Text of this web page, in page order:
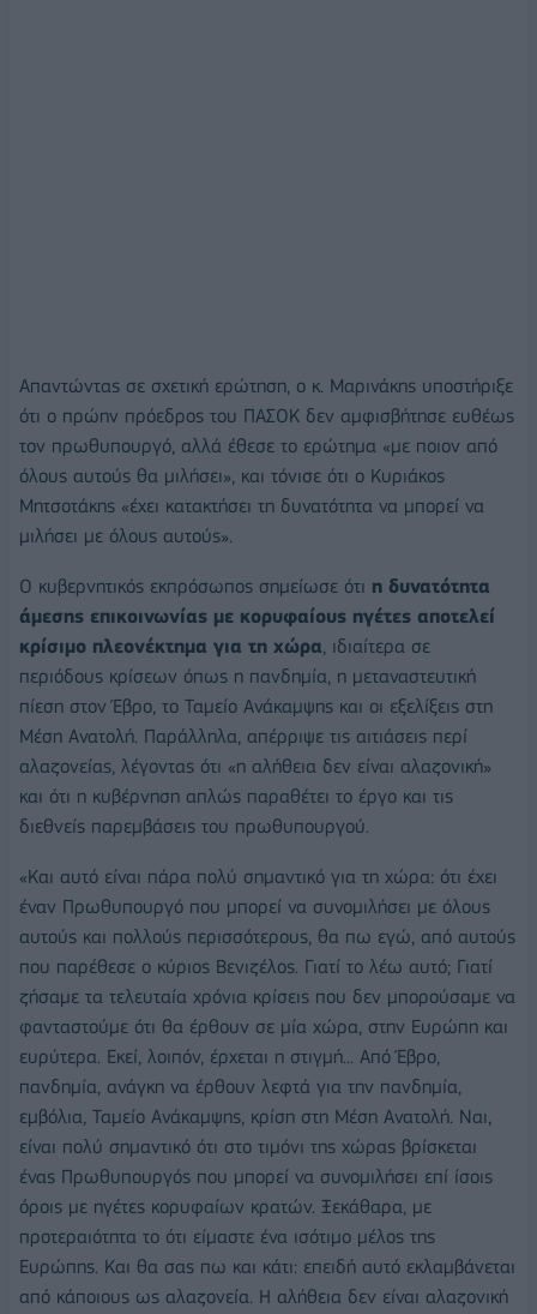
Απαντώντας σε σχετική ερώτηση, ο κ. Μαρινάκης υποστήριξε
ότι ο πρώην πρόεδρος του ΠΑΣΟΚ δεν αμφισβήτησε ευθέως
τον πρωθυπουργό, αλλά έθεσε το ερώτημα «με ποιον από
όλους αυτούς θα μιλήσει», και τόνισε ότι ο Κυριάκος
Μητσοτάκης «έχει κατακτήσει τη δυνατότητα να μπορεί να
μιλήσει με όλους αυτούς».
Ο κυβερνητικός εκπρόσωπος σημείωσε ότι η δυνατότητα
άμεσης επικοινωνίας με κορυφαίους ηγέτες αποτελεί
κρίσιμο πλεονέκτημα για τη χώρα , ιδιαίτερα σε
περιόδους κρίσεων όπως η πανδημία, η μεταναστευτική
πίεση στον Έβρο, το Ταμείο Ανάκαμψης και οι εξελίξεις στη
Μέση Ανατολή. Παράλληλα, απέρριψε τις αιτιάσεις περί
αλαζονείας, λέγοντας ότι «η αλήθεια δεν είναι αλαζονική»
και ότι η κυβέρνηση απλώς παραθέτει το έργο και τις
διεθνείς παρεμβάσεις του πρωθυπουργού.
«Και αυτό είναι πάρα πολύ σημαντικό για τη χώρα: ότι έχει
έναν Πρωθυπουργό που μπορεί να συνομιλήσει με όλους
αυτούς και πολλούς περισσότερους, θα πω εγώ, από αυτούς
που παρέθεσε ο κύριος Βενιζέλος. Γιατί το λέω αυτό; Γιατί
ζήσαμε τα τελευταία χρόνια κρίσεις που δεν μπορούσαμε να
φανταστούμε ότι θα έρθουν σε μία χώρα, στην Ευρώπη και
ευρύτερα. Εκεί, λοιπόν, έρχεται η στιγμή... Από Έβρο,
πανδημία, ανάγκη να έρθουν λεφτά για την πανδημία,
εμβόλια, Ταμείο Ανάκαμψης, κρίση στη Μέση Ανατολή. Ναι,
είναι πολύ σημαντικό ότι στο τιμόνι της χώρας βρίσκεται
ένας Πρωθυπουργός που μπορεί να συνομιλήσει επί ίσοις
όροις με ηγέτες κορυφαίων κρατών. Ξεκάθαρα, με
προτεραιότητα το ότι είμαστε ένα ισότιμο μέλος της
Ευρώπης. Και θα σας πω και κάτι: επειδή αυτό εκλαμβάνεται
από κάποιους ως αλαζονεία. Η αλήθεια δεν είναι αλαζονική